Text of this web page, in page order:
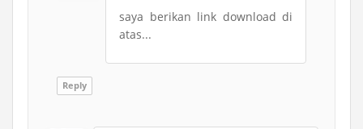
saya berikan link download di
atas...
Reply